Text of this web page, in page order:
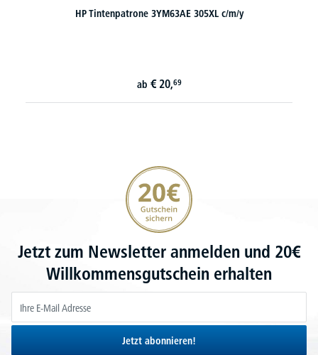
HP Tintenpatrone 3YM63AE 305XL c/m/y
ab € 20,69
20€ Gutschein sichern
Jetzt zum Newsletter anmelden und 20€
Willkommensgutschein erhalten
Jetzt abonnieren!